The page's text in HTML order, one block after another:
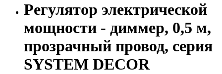
Регулятор электрической
мощности - диммер, 0,5 м,
прозрачный провод, серия
SYSTEM DECOR